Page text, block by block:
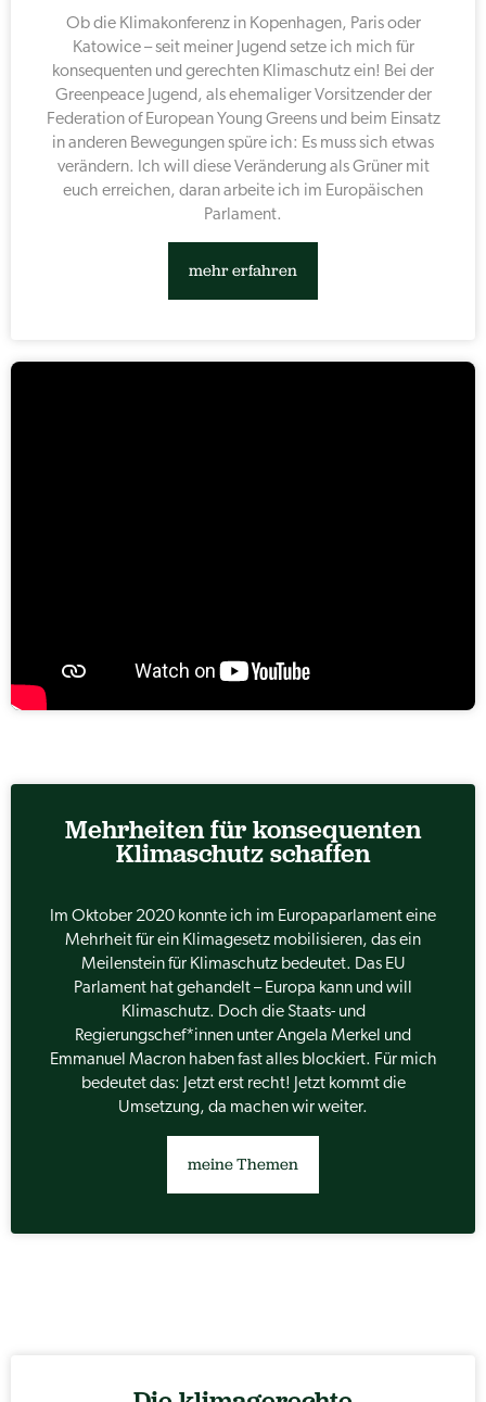
Ob die Klimakonferenz in Kopenhagen, Paris oder
Katowice – seit meiner Jugend setze ich mich für
konsequenten und gerechten Klimaschutz ein! Bei der
Greenpeace Jugend, als ehemaliger Vorsitzender der
Federation of European Young Greens und beim Einsatz
in anderen Bewegungen spüre ich: Es muss sich etwas
verändern. Ich will diese Veränderung als Grüner mit
euch erreichen, daran arbeite ich im Europäischen
Parlament.
mehr erfahren
Mehrheiten für konsequenten
Klimaschutz schaffen
Im Oktober 2020 konnte ich im Europaparlament eine
Mehrheit für ein Klimagesetz mobilisieren, das ein
Meilenstein für Klimaschutz bedeutet. Das EU
Parlament hat gehandelt – Europa kann und will
Klimaschutz. Doch die Staats- und
Regierungschef*innen unter Angela Merkel und
Emmanuel Macron haben fast alles blockiert. Für mich
bedeutet das: Jetzt erst recht! Jetzt kommt die
Umsetzung, da machen wir weiter.
meine Themen